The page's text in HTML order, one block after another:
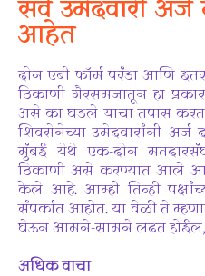
सर्व उमेदवारी
आहेत
दोन एबी फॉर्म परंडा आणि
ठिकाणी गैरसमजातून हा
असे का घडले याचा तपास
शिवसेनेच्या उमेदवारांनी अर्ज
मुंबई येथे एक-दोन मतदारसंघ
ठिकाणी असे करण्यात आले
केले आहे. आम्ही तिन्ही
संपर्कात आहोत. या वेळी ते
घेऊन आमने-सामने लढत होईल,
अधिक वाचा